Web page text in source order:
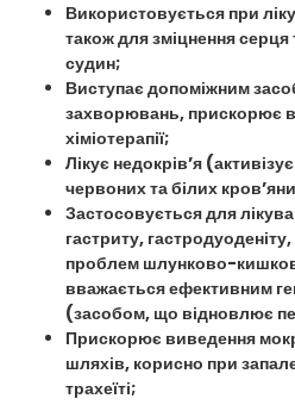
Використовується при
також для зміцнення серця
судин;
Виступає допоміжним
захворювань, прискорює
хіміотерапії;
Лікує недокрів’я
червонихта білих
Застосовується для
гастриту,
проблем шлунково-
вважається ефективним
(засобом, що відновлює
Прискорює виведення
шляхів, корисно при
трахеїті;